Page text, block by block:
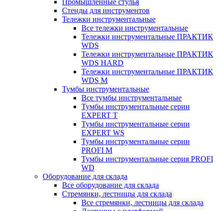
Промышленные стулья
Стенды для инструментов
Тележки инструментальные
Все тележки инструментальные
Тележки инструментальные ПРАКТИК
WDS
Тележки инструментальные ПРАКТИК
WDS HARD
Тележки инструментальные ПРАКТИК
WDS M
Тумбы инструментальные
Все тумбы инструментальные
Тумбы инструментальные серии
EXPERT T
Тумбы инструментальные серии
EXPERT WS
Тумбы инструментальные серии
PROFI M
Тумбы инструментальные серия PROFI
WD
Оборудование для склада
Все оборудование для склада
Стремянки, лестницы для склада
Все стремянки, лестницы для склада